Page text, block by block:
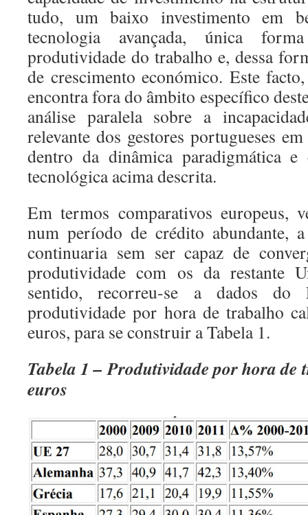
tudo, um baixo investimento em
tecnologia avançada, única
produtividade do trabalho e, dessa
de crescimento económico. Este
encontra fora do âmbito específico
análise paralela sobre a
relevante dos gestores portugueses
dentro da dinâmica paradigmática e
tecnológica acima descrita.
Em termos comparativos europeus,
num período de crédito abundante,
continuaria sem ser capaz de
produtividade com os da restante
sentido, recorreu-se a dados do
produtividade por hora de trabalho
euros, para se construir a Tabela 1.
Tabela 1 – Produtividade por hora de
euros